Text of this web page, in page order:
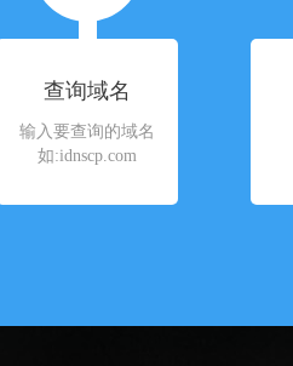
查询域名
输入要查询的域名
如:idnscp.com